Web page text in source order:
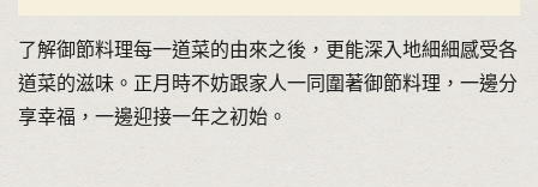
了解御節料理每一道菜的由來之後，更能深入地細細感受各
道菜的滋味。正月時不妨跟家人一同圍著御節料理，一邊分
享幸福，一邊迎接一年之初始。